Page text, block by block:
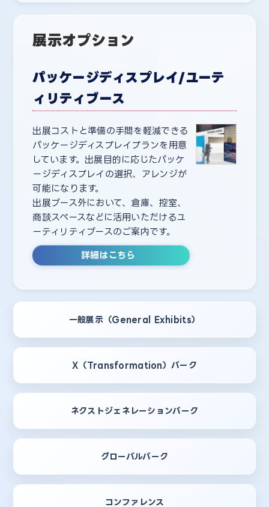
一般展示（General Exhibits）
X（Transformation）パーク
ネクストジェネレーションパーク
グローバルパーク
コンファレンス
展示オプション
パッケージディスプレイ/ユーテ
ィリティブース
出展コストと準備の手間を軽減できる
パッケージディスプレイプランを用意
しています。出展目的に応じたパッケ
ージディスプレイの選択、アレンジが
可能になります。
出展ブース外において、倉庫、控室、
商談スペースなどに活用いただけるユ
ーティリティブースのご案内です。
詳細はこちら